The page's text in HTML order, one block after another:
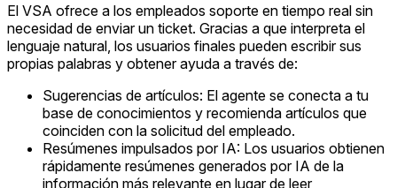
El VSA ofrece a los empleados soporte en tiempo real sin
necesidad de enviar un ticket. Gracias a que interpreta el
lenguaje natural, los usuarios finales pueden escribir sus
propias palabras y obtener ayuda a través de:
Sugerencias de artículos: El agente se conecta a tu
base de conocimientos y recomienda artículos que
coinciden con la solicitud del empleado.
Resúmenes impulsados ​​por IA: Los usuarios obtienen
rápidamente resúmenes generados por IA de la
información más relevante en lugar de leer